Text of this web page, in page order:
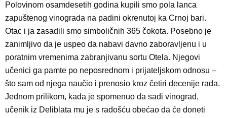
Polovinom osamdesetih godina kupili smo pola lanca
zapuštenog vinograda na padini okrenutoj ka Crnoj bari.
Otac i ja zasadili smo simboličnih 365 čokota. Posebno je
zanimljivo da je uspeo da nabavi davno zaboravljenu i u
poratnim vremenima zabranjivanu sortu Otela. Njegovi
učenici ga pamte po neposrednom i prijateljskom odnosu –
što sam od njega naučio i prenosio kroz četiri decenije rada.
Jednom prilikom, kada je spomenuo da sadi vinograd,
učenik iz Deliblata mu je s radošću obećao da će doneti